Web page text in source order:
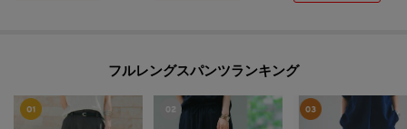
フルレングスパンツランキング